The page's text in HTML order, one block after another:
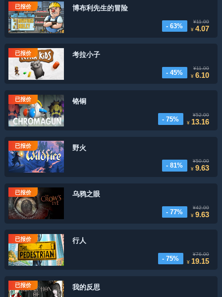
已报价 博布利先生的冒险
- 63%
¥11.00
¥4.07
已报价 考拉小子
- 45%
¥11.00
¥6.10
已报价 铬铜
- 75%
¥52.00
¥ 13.16
已报价 野火
- 81%
¥50.00
¥9.63
已报价 乌鸦之眼
- 77%
¥42.00
¥9.63
已报价 行人
- 75%
¥76.00
¥ 19.15
已报价 我的反思